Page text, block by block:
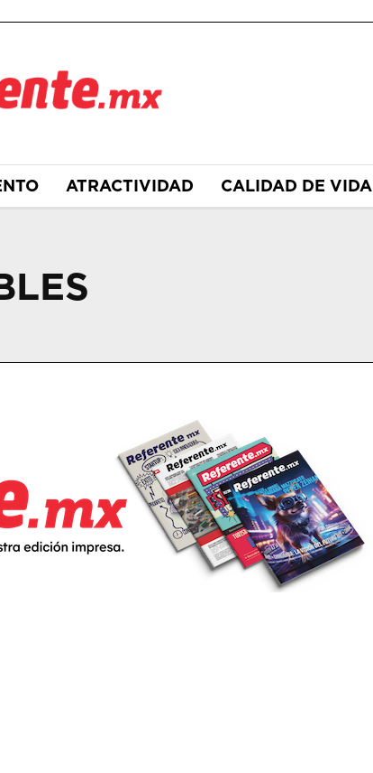
ATRACTIVIDAD CALIDAD DE VIDA